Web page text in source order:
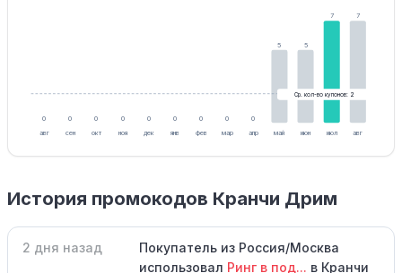
0
авг
0
сен
0
окт
0
ноя
0
дек
0
янв
0
фев
0
мар
0
апр
5
май
5
июн
7
июл
7
авг
Ср. кол-во купонов: 2
История промокодов Кранчи Дрим
2 дня назад
Покупатель из Россия/Москва
использовал Ринг в под... в Кранчи